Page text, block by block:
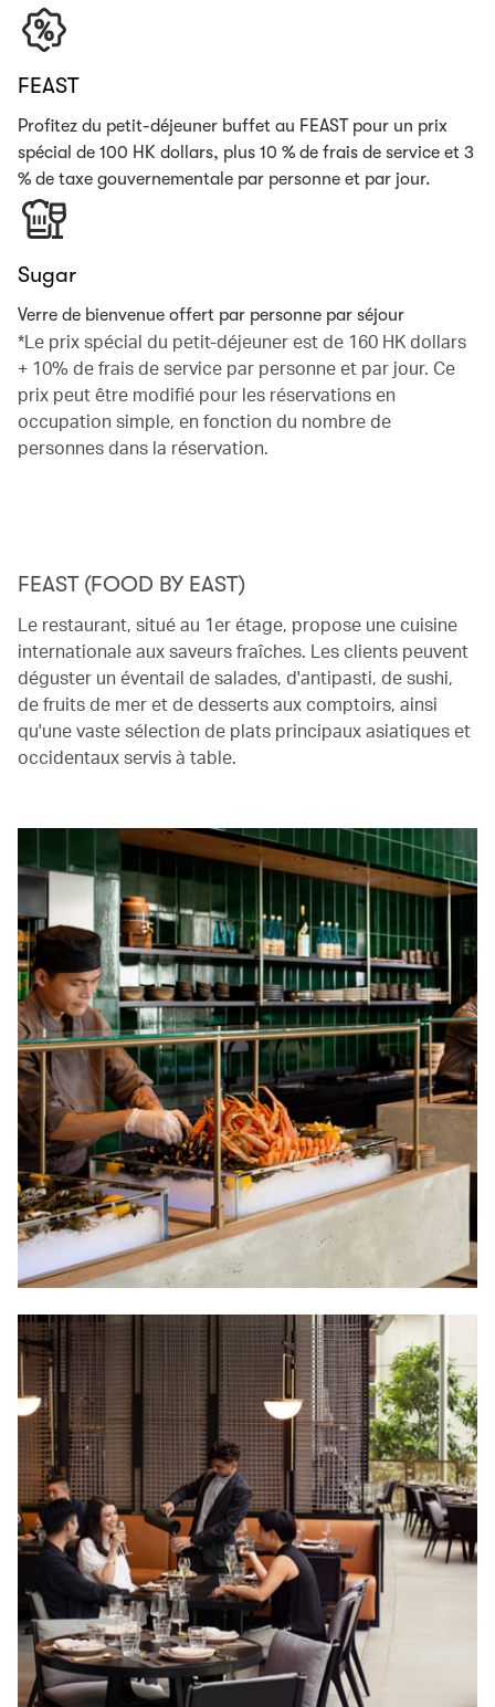
FEAST
Profitez du petit-déjeuner buffet au FEAST pour un prix
spécial de 100 HK dollars, plus 10 % de frais de service et 3
% de taxe gouvernementale par personne et par jour.
Sugar
Verre de bienvenue offert par personne par séjour
*Le prix spécial du petit-déjeuner est de 160 HK dollars
+ 10% de frais de service par personne et par jour. Ce
prix peut être modifié pour les réservations en
occupation simple, en fonction du nombre de
personnes dans la réservation.
FEAST (FOOD BY EAST)
Le restaurant, situé au 1er étage, propose une cuisine
internationale aux saveurs fraîches. Les clients peuvent
déguster un éventail de salades, d'antipasti, de sushi,
de fruits de mer et de desserts aux comptoirs, ainsi
qu'une vaste sélection de plats principaux asiatiques et
occidentaux servis à table.